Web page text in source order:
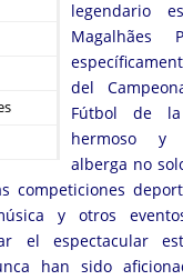
legendario
Magalhães
del
Fútbol de la
hermoso y
alberga no
competiciones
y otros
el espectacular
han sido